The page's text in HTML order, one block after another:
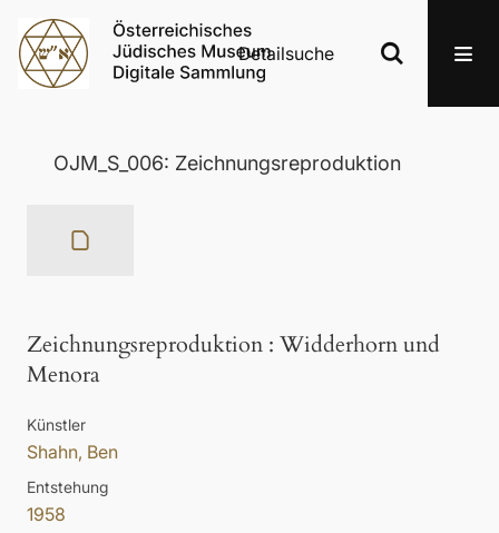
Detailsuche
OJM_S_006: Zeichnungsreproduktion
Zeichnungsreproduktion : Widderhorn und
Menora
Künstler
Shahn, Ben
Entstehung
1958